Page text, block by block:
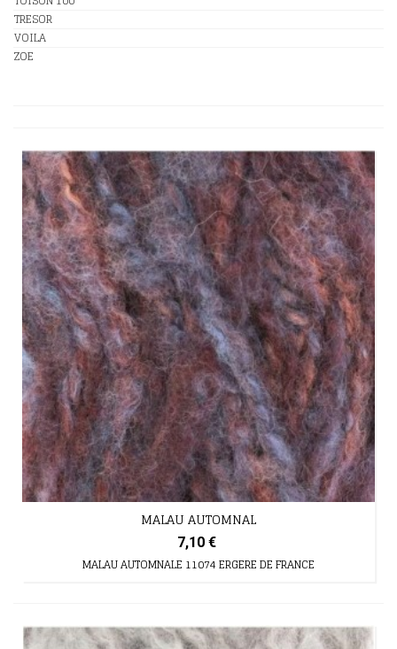
TRESOR
VOILA
ZOE
MALAU AUTOMNAL
7,10 €
MALAU AUTOMNALE 11074 ERGERE DE FRANCE